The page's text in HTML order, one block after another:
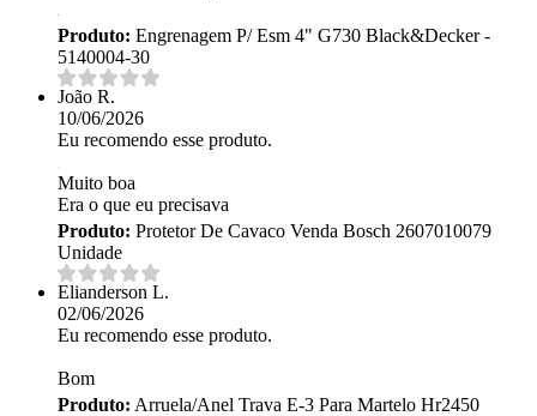
Produto: Engrenagem P/ Esm 4" G730 Black&Decker -
5140004-30
João R.
10/06/2026
Eu recomendo esse produto.
Muito boa
Era o que eu precisava
Produto: Protetor De Cavaco Venda Bosch 2607010079
Unidade
Elianderson L.
02/06/2026
Eu recomendo esse produto.
Bom
Produto: Arruela/Anel Trava E-3 Para Martelo Hr2450